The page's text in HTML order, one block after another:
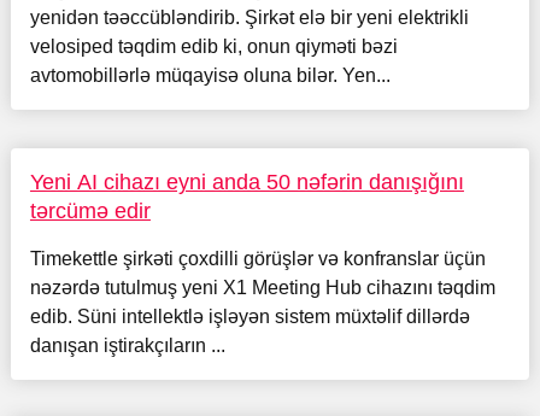
yenidən təəccübləndirib. Şirkət elə bir yeni elektrikli
velosiped təqdim edib ki, onun qiyməti bəzi
avtomobillərlə müqayisə oluna bilər. Yen...
Yeni AI cihazı eyni anda 50 nəfərin danışığını
tərcümə edir
Timekettle şirkəti çoxdilli görüşlər və konfranslar üçün
nəzərdə tutulmuş yeni X1 Meeting Hub cihazını təqdim
edib. Süni intellektlə işləyən sistem müxtəlif dillərdə
danışan iştirakçıların ...